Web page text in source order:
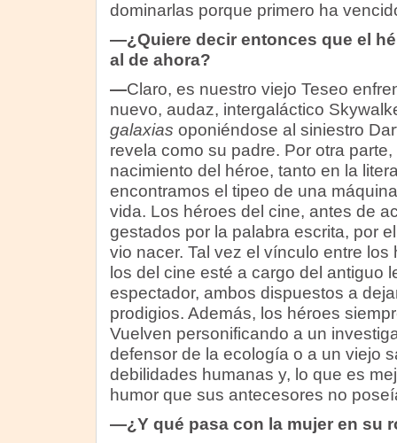
dominarlas porque primero ha
—¿Quiere decir entonces que el
al de ahora?
—Claro, es nuestro viejo Teseo
nuevo, audaz, intergaláctico
galaxias oponiéndose al siniestro
revela como su padre. Por otra
nacimiento del héroe, tanto en la
encontramos el tipeo de una
vida. Los héroes del cine, antes de
gestados por la palabra escrita, por
vio nacer. Tal vez el vínculo entre los
los del cine esté a cargo del antiguo
espectador, ambos dispuestos a
prodigios. Además, los héroes
Vuelven personificando a un
defensor de la ecología o a un viejo
debilidades humanas y, lo que es
humor que sus antecesores no
—¿Y qué pasa con la mujer en su